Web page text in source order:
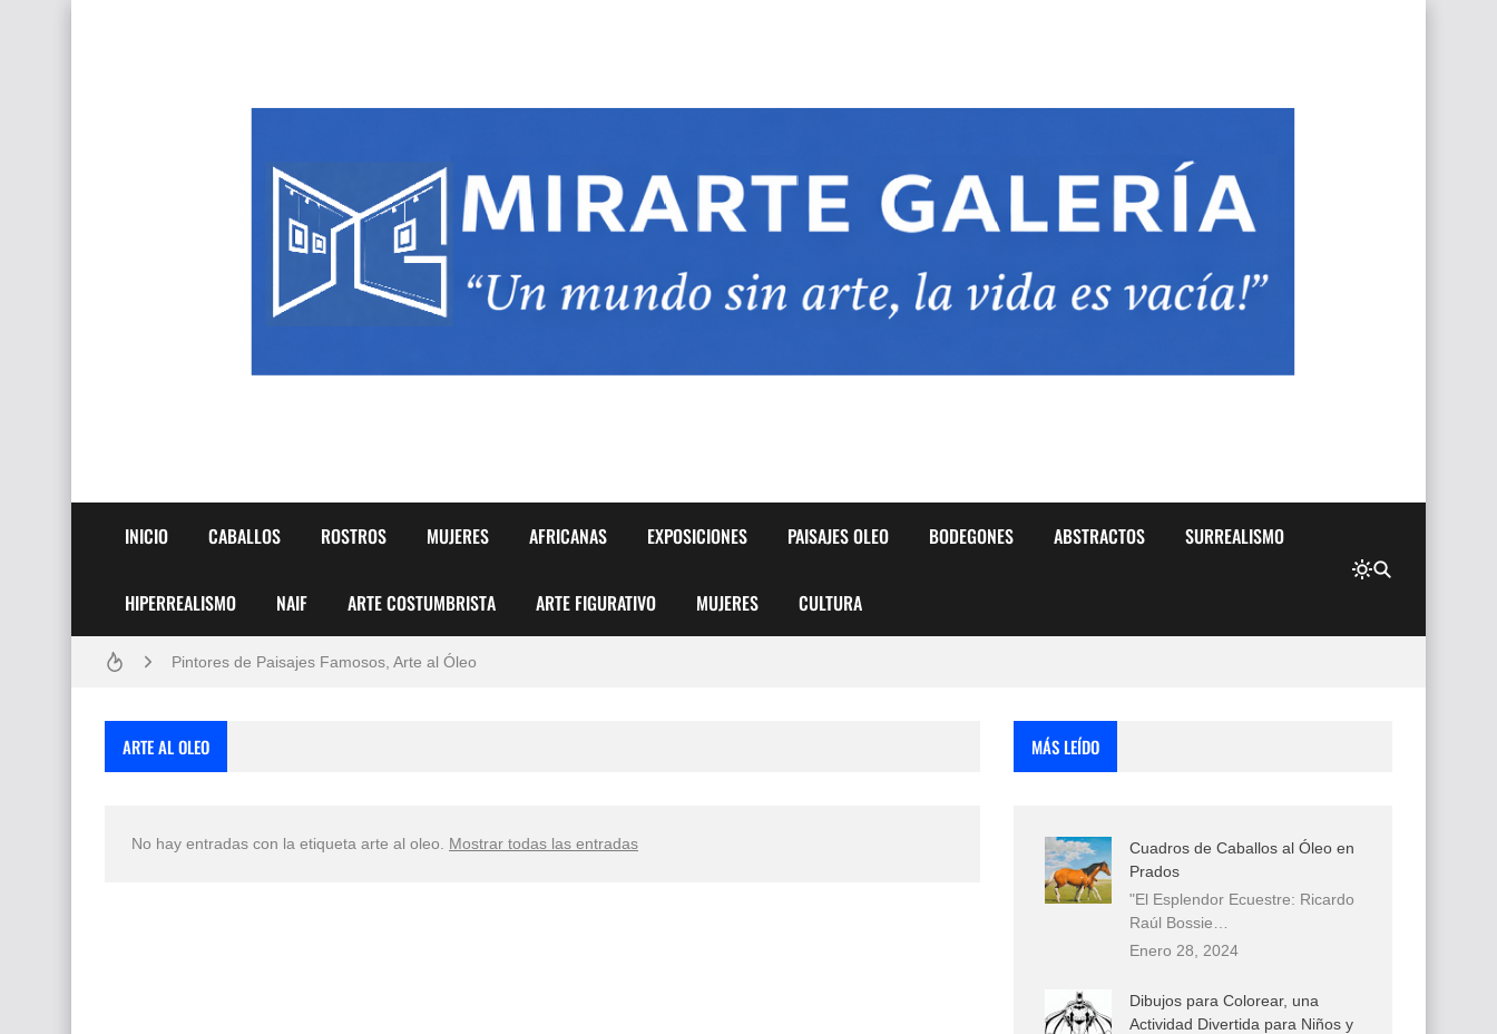
INICIO CABALLOS ROSTROS MUJERES AFRICANAS EXPOSICIONES PAISAJES OLEO BODEGONES ABSTRACTOS SURREALISMO
HIPERREALISMO NAIF ARTE COSTUMBRISTA ARTE FIGURATIVO MUJERES CULTURA
Frutas y Flores Para Colorear Imágenes
Pintores de Paisajes Famosos, Arte al Óleo
ARTE AL OLEO
No hay entradas con la etiqueta arte al oleo Mostrar todas las entradas
MÁS LEÍDO
Cuadros de Caballos al Óleo en
Prados
"El Esplendor Ecuestre: Ricardo
Raúl Bossie…
Enero 28, 2024
Dibujos para Colorear, una
Actividad Divertida para Niños y